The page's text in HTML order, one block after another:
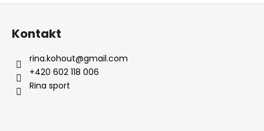
Z
Kontakt
rina.kohout@gmail.com
+420 602 118 006
Rina sport